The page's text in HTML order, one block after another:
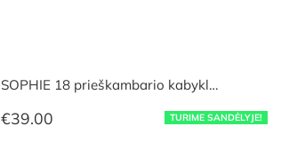
TURIME SANDĖLYJE!
SOPHIE 18 prieškambario kabykl…
€39.00